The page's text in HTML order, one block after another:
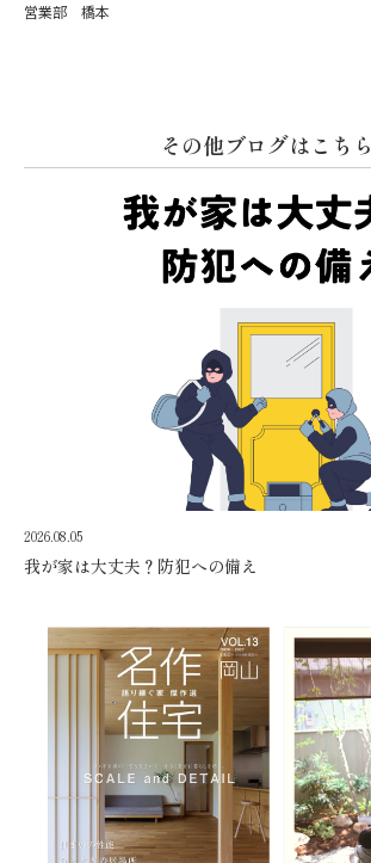
営業部 橋本
その他ブログはこちら
2026.08.05
我が家は大丈夫？防犯への備え